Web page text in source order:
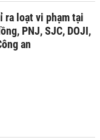
ra loạt vi phạm tại
PNJ, SJC, DOJI,
an